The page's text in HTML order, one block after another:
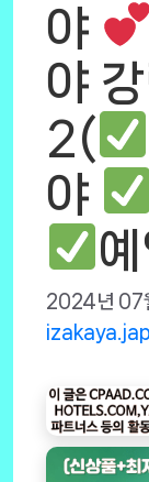
야
야
2(
야
2024년 07